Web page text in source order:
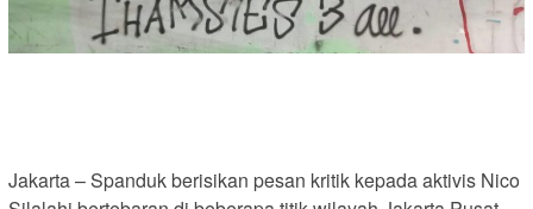
Jakarta – Spanduk berisikan pesan kritik kepada aktivis Nico